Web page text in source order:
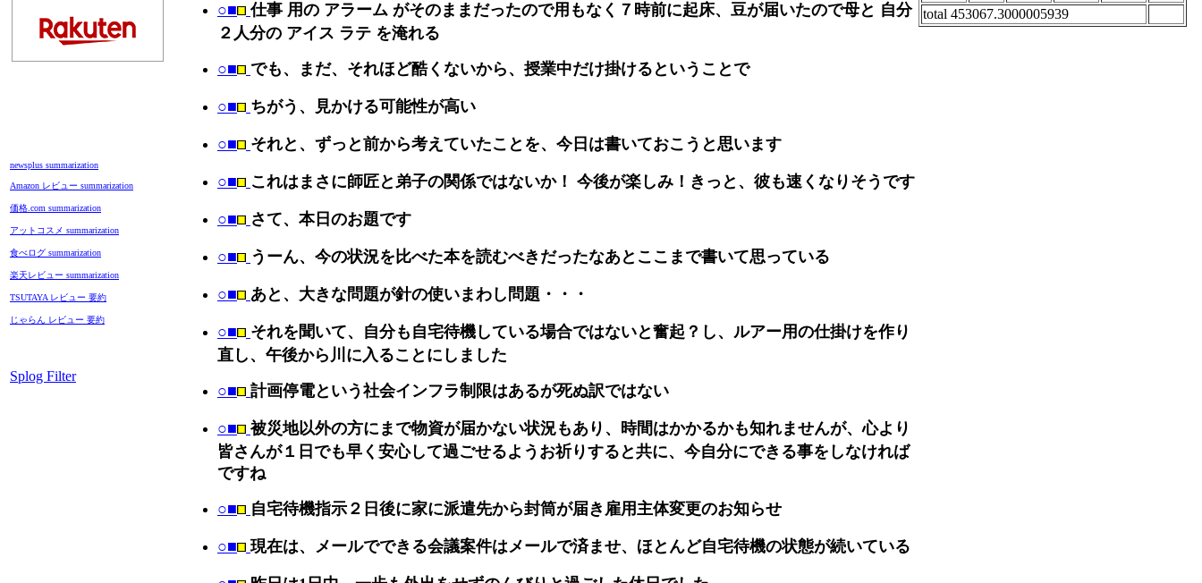
newsplus summarization
Amazon レビュー summarization
価格.com summarization
アットコスメ summarization
食べログ summarization
楽天レビュー summarization
TSUTAYA レビュー 要約
じゃらん レビュー 要約
Splog Filter
○■ 仕事 用の アラーム がそのままだったので用もなく７時前に起床、豆が届いたので母と 自分
２人分の アイス ラテ を淹れる
○■ でも、まだ、それほど酷くないから、授業中だけ掛けるということで
○■ ちがう、見かける可能性が高い
○■ それと、ずっと前から考えていたことを、今日は書いておこうと思います
○■ これはまさに師匠と弟子の関係ではないか！ 今後が楽しみ！きっと、彼も速くなりそうです
○■ さて、本日のお題です
○■ うーん、今の状況を比べた本を読むべきだったなあとここまで書いて思っている
○■ あと、大きな問題が針の使いまわし問題・・・
○■ それを聞いて、自分も自宅待機している場合ではないと奮起？し、ルアー用の仕掛けを作り
直し、午後から川に入ることにしました
○■ 計画停電という社会インフラ制限はあるが死ぬ訳ではない
○■ 被災地以外の方にまで物資が届かない状況もあり、時間はかかるかも知れませんが、心より
皆さんが１日でも早く安心して過ごせるようお祈りすると共に、今自分にできる事をしなければ
ですね
○■ 自宅待機指示２日後に家に派遣先から封筒が届き雇用主体変更のお知らせ
○■ 現在は、メールでできる会議案件はメールで済ませ、ほとんど自宅待機の状態が続いている
total 453067.3000005939